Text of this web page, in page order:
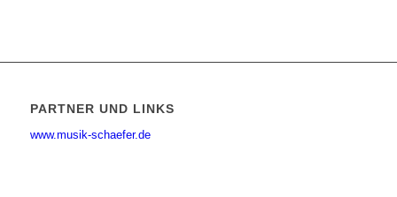
PARTNER UND LINKS
www.musik-schaefer.de